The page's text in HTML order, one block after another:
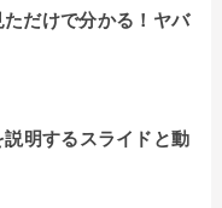
ただけで分かる！ヤバ
説明するスライドと動